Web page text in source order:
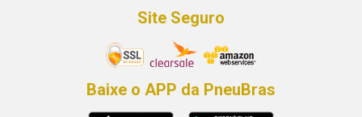
Site Seguro
Baixe o APP da PneuBras